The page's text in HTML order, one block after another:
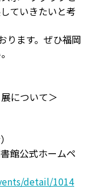
ていきたいと考
ります。ぜひ福岡
について＞
館公式ホームペ
detail/1014